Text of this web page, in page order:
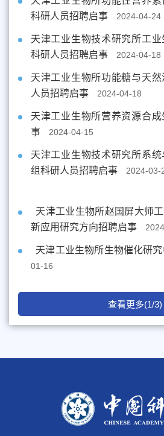
科研人员招聘启事
2024-04-24
天津工业生物技术研究所工
科研人员招聘启事
2024-04-18
天津工业生物所功能糖与天
人员招聘启事
2024-04-18
天津工业生物所营养资源合
事
2024-04-15
天津工业生物技术研究所系
组科研人员招聘启事
2024-03-
天津工业生物所赵国屏大师
新应用研究方向招聘启事
天津工业生物所生物催化研
01-16
查看更多(1/3)